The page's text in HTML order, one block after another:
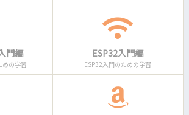
門編
めの学習
ESP32入門編
ESP32入門のための学習